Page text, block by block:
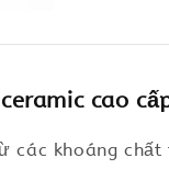
cao
khoáng